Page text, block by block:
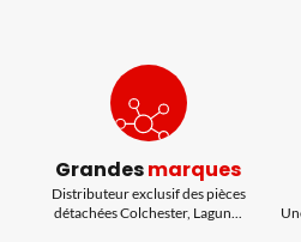
Grandesmarques
Distributeur exclusif des pièces
détachées Colchester, Lagun...